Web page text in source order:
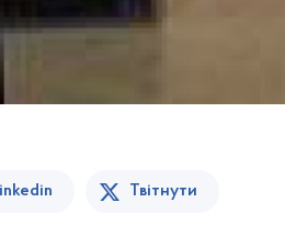
Твітнути